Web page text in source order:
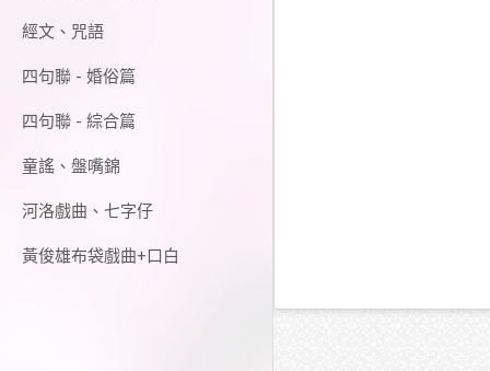
經文、咒語
四句聯 - 婚俗篇
四句聯 - 綜合篇
童謠、盤嘴錦
河洛戲曲、七字仔
黃俊雄布袋戲曲+口白